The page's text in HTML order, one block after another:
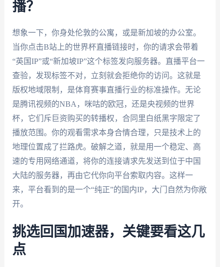
播？
想象一下，你身处伦敦的公寓，或是新加坡的办公室。
当你点击B站上的世界杯直播链接时，你的请求会带着
“英国IP”或“新加坡IP”这个标签发向服务器。直播平台一
查验，发现标签不对，立刻就会拒绝你的访问。这就是
版权地域限制，是体育赛事直播行业的标准操作。无论
是腾讯视频的NBA，咪咕的欧冠，还是央视频的世界
杯，它们斥巨资购买的转播权，合同里白纸黑字限定了
播放范围。你的观看需求本身合情合理，只是技术上的
地理位置成了拦路虎。破解之道，就是用一个稳定、高
速的专用网络通道，将你的连接请求先发送到位于中国
大陆的服务器，再由它代你向平台索取内容。这样一
来，平台看到的是一个“纯正”的国内IP，大门自然为你敞
开。
挑选回国加速器，关键要看这几
点